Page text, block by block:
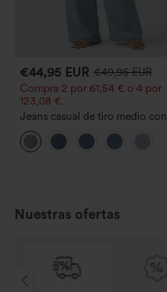
€44,95 EUR €49,95 EUR
Compra 2 por 61,54 € o 4 por
123,08 €.
Jeans casual de tiro medio con
cordón y bolsillos
Nuestras ofertas